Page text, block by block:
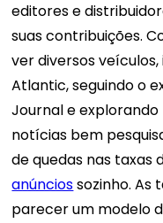
editores e
suas contribuições.
ver diversos
Atlantic, seguindo o
Journal e
notícias bem
de quedas nas taxas
anúnciossozinho. As
parecer um modelo